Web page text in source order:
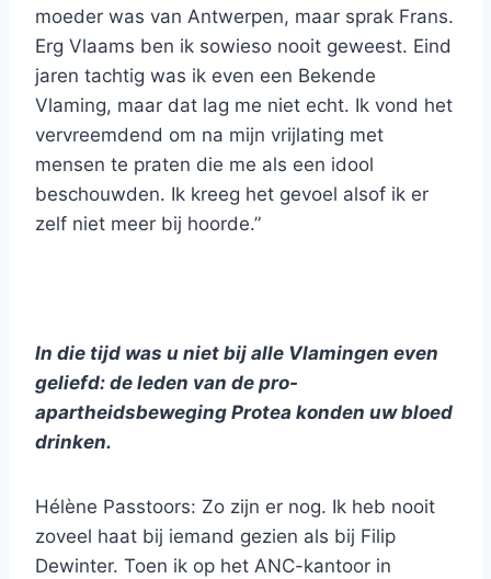
moeder was van Antwerpen, maar sprak Frans.
Erg Vlaams ben ik sowieso nooit geweest. Eind
jaren tachtig was ik even een Bekende
Vlaming, maar dat lag me niet echt. Ik vond het
vervreemdend om na mijn vrijlating met
mensen te praten die me als een idool
beschouwden. Ik kreeg het gevoel alsof ik er
zelf niet meer bij hoorde.”
In die tijd was u niet bij alle Vlamingen even
geliefd: de leden van de pro-
apartheidsbeweging Protea konden uw bloed
drinken.
Hélène Passtoors: Zo zijn er nog. Ik heb nooit
zoveel haat bij iemand gezien als bij Filip
Dewinter. Toen ik op het ANC-kantoor in